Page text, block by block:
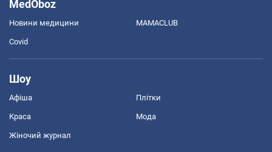
MedOboz
Новини медицини MAMACLUB
Covid
Шоу
Афіша Плітки
Краса Мода
Жіночий журнал